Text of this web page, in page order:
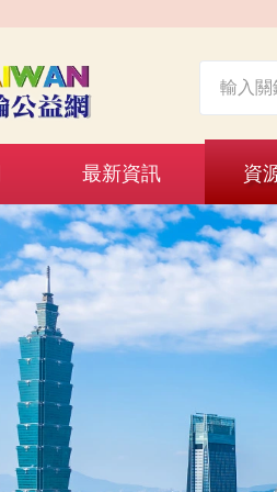
最新資訊 資